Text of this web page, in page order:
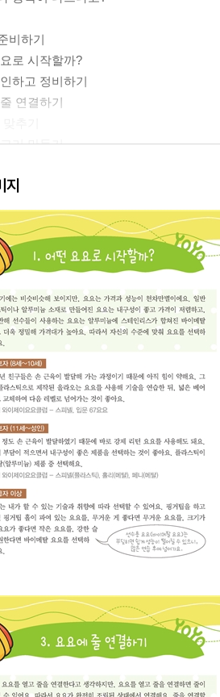
비하기
로 시작할까?
하고 정비하기
연결하기
리 만들기
기
기
손 예방하기
술 배우기(레벨1)
터
술 배우기(레벨 2)
어 낫싱
브
휩
지